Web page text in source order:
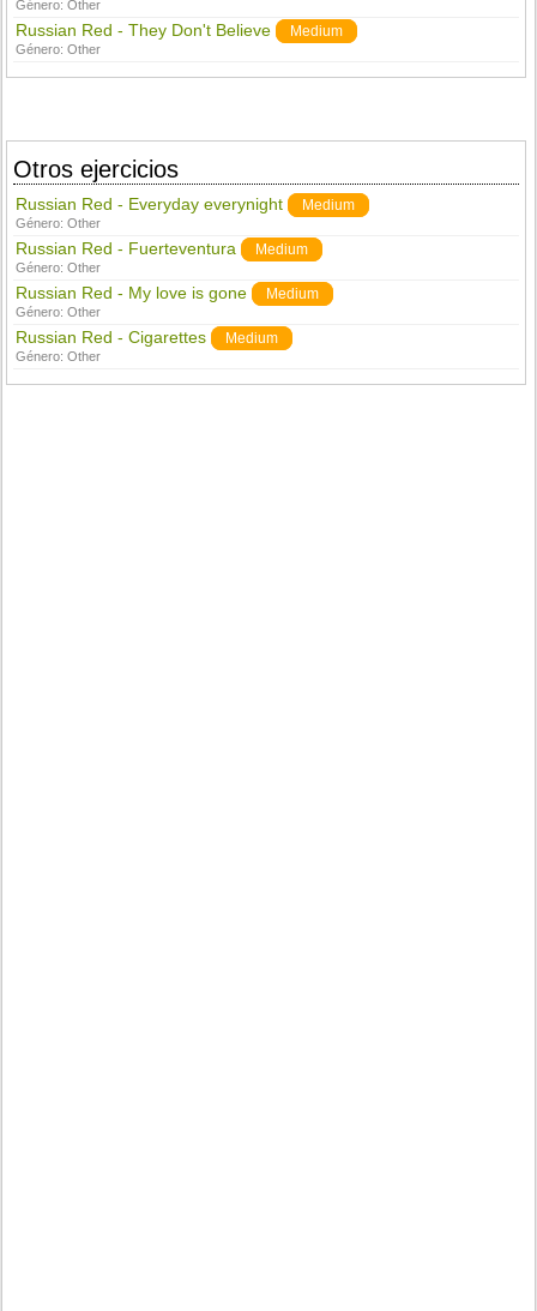
Género:Other
Russian Red - They Don't Believe Medium
Género:Other
Otros ejercicios
Russian Red - Everyday everynight Medium
Género:Other
Russian Red - Fuerteventura Medium
Género:Other
Russian Red - My love is gone Medium
Género:Other
Russian Red - Cigarettes Medium
Género:Other